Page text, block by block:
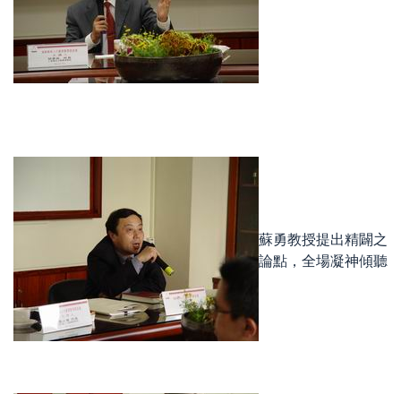
蘇勇教授提出精闢之
論點，全場凝神傾聽